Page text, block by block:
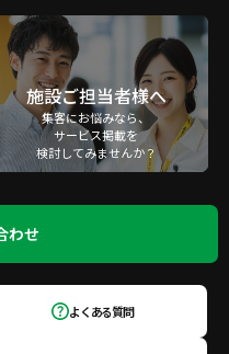
施設ご担当者様へ
集客にお悩みなら、
サービス掲載を
検討してみませんか？
わせ
よくある質問